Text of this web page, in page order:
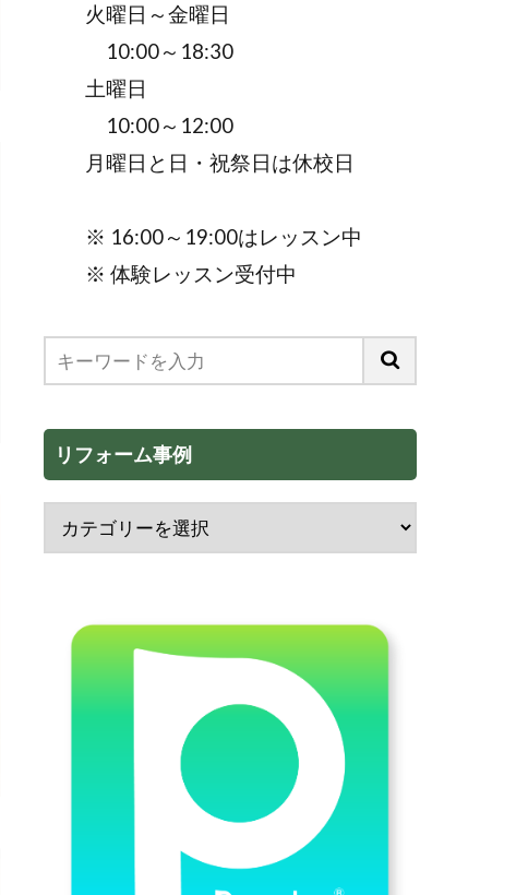
火曜日～金曜日
10:00～18:30
土曜日
10:00～12:00
月曜日と日・祝祭日は休校日
※ 16:00～19:00はレッスン中
※ 体験レッスン受付中
リフォーム事例